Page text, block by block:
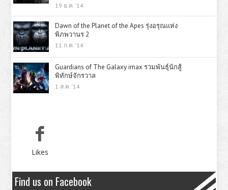
19 ธ.ค. '14
Dawn of the Planet of the Apes รุ่งอรุณแห่ง
พิภพวานร 2
11 ก.ค. '14
Guardians of The Galaxy imax รวมพันธุ์นักสู้
พิทักษ์จักรวาล
1 ส.ค. '14
Likes
Find us on Facebook